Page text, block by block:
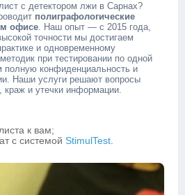
с детектором лжи в Сарнах?
полиграфологические
офисе. Наш опыт — с 2015 года,
точности мы достигаем
и одновременному
при тестировании по одной
конфиденциальность и
Наши услуги решают вопросы
краж и утечки информации.
к вам;
с системой StimulTest.